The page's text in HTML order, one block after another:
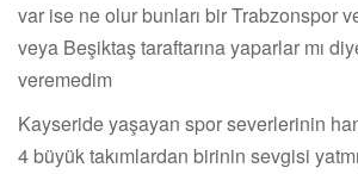
var ise ne olur bunları bir Trabzonspor
veya Beşiktaş taraftarına yaparlar mı
veremedim
Kayseride yaşayan spor severlerinin
4 büyük takımlardan birinin sevgisi